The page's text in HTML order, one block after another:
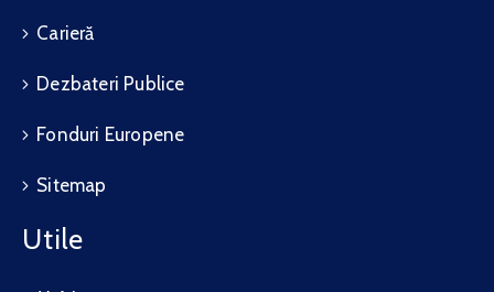
Carieră
Dezbateri Publice
Fonduri Europene
Sitemap
Utile